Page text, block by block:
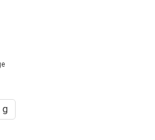
von 4.36 von 5 Sternen
g